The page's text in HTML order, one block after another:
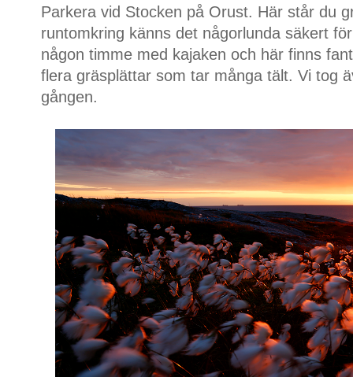
Parkera vid Stocken på Orust. Här står du
runtomkring känns det någorlunda säkert
någon timme med kajaken och här finns
flera gräsplättar som tar många tält. Vi tog
gången.